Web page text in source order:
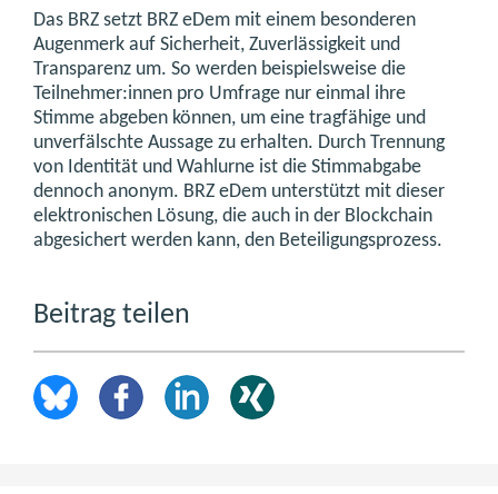
Das BRZ setzt BRZ eDem mit einem besonderen
Augenmerk auf Sicherheit, Zuverlässigkeit und
Transparenz um. So werden beispielsweise die
Teilnehmer:innen pro Umfrage nur einmal ihre
Stimme abgeben können, um eine tragfähige und
unverfälschte Aussage zu erhalten. Durch Trennung
von Identität und Wahlurne ist die Stimmabgabe
dennoch anonym. BRZ eDem unterstützt mit dieser
elektronischen Lösung, die auch in der Blockchain
abgesichert werden kann, den Beteiligungsprozess.
Beitrag teilen